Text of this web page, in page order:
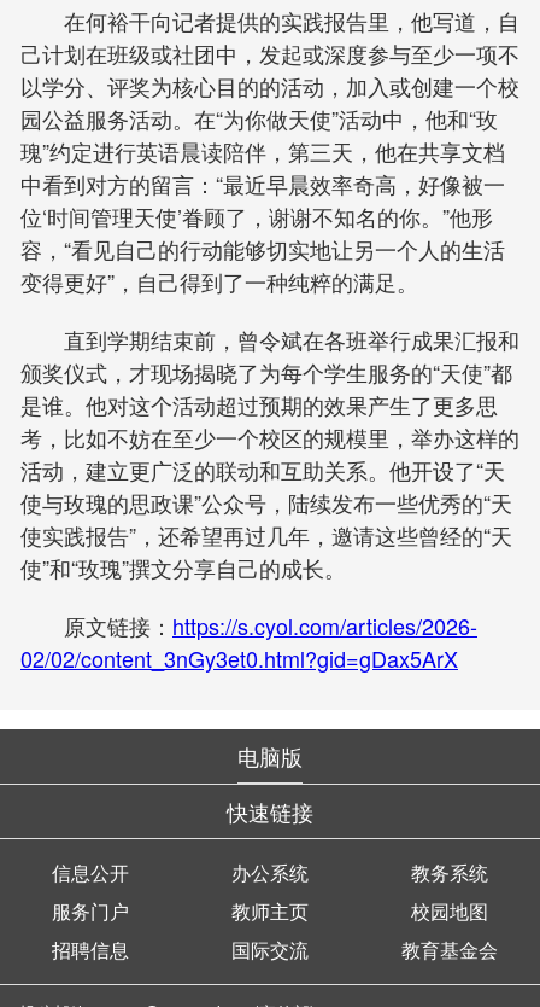
在何裕干向记者提供的实践报告里，他写道，自
己计划在班级或社团中，发起或深度参与至少一项不
以学分、评奖为核心目的的活动，加入或创建一个校
园公益服务活动。在“为你做天使”活动中，他和“玫
瑰”约定进行英语晨读陪伴，第三天，他在共享文档
中看到对方的留言：“最近早晨效率奇高，好像被一
位‘时间管理天使’眷顾了，谢谢不知名的你。”他形
容，“看见自己的行动能够切实地让另一个人的生活
变得更好”，自己得到了一种纯粹的满足。
直到学期结束前，曾令斌在各班举行成果汇报和
颁奖仪式，才现场揭晓了为每个学生服务的“天使”都
是谁。他对这个活动超过预期的效果产生了更多思
考，比如不妨在至少一个校区的规模里，举办这样的
活动，建立更广泛的联动和互助关系。他开设了“天
使与玫瑰的思政课”公众号，陆续发布一些优秀的“天
使实践报告”，还希望再过几年，邀请这些曾经的“天
使”和“玫瑰”撰文分享自己的成长。
原文链接： https://s.cyol.com/articles/2026-
02/02/content_3nGy3et0.html?gid=gDax5ArX
电脑版
快速链接
信息公开 办公系统
教务系统
服务门户
教师主页
校园地图
招聘信息
国际交流 教育基金会